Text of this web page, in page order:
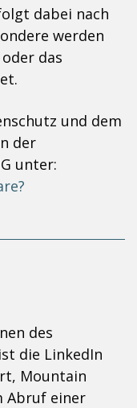
dabei nach
werden
das
und dem
der
unter:
des
die LinkedIn
Mountain
Abruf einer